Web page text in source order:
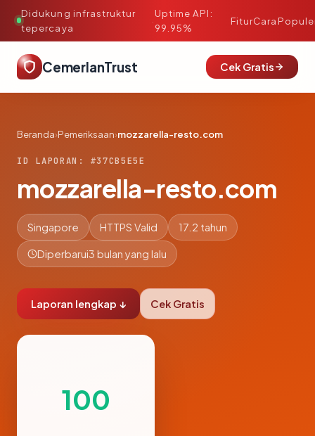
Didukung infrastruktur
tepercaya
·
Uptime API:
99.95%
FiturCara
CemerlanTrust Cek Gratis
Beranda›Pemeriksaan›mozzarella-resto.com
ID LAPORAN: #37CB5E5E
mozzarella-resto.com
Singapore HTTPS Valid 17.2 tahun
Diperbarui3 bulan yang lalu
Laporan lengkap ↓ Cek Gratis
100